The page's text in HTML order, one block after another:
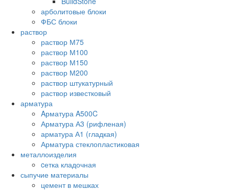
арболитовые блоки
ФБС блоки
раствор
раствор М75
раствор М100
раствор М150
раствор М200
раствор штукатурный
раствор известковый
арматура
Aрматура A500C
Арматура А3 (рифленая)
арматура А1 (гладкая)
Арматура стеклопластиковая
металлоизделия
cетка кладочная
сыпучие материалы
цемент в мешках